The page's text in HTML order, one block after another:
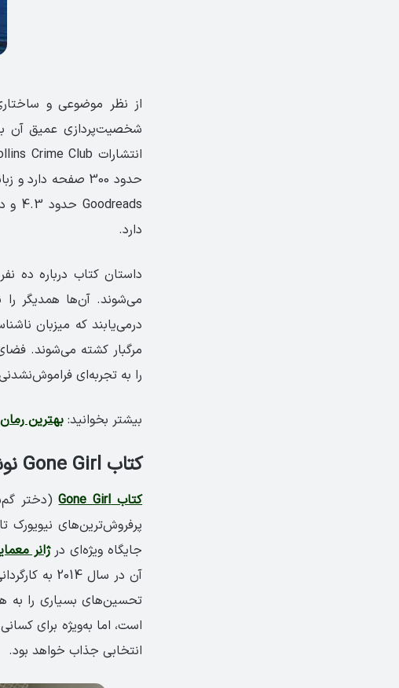
از نظر موضوعی و
شخصیت‌پردازی عمیق آن
حدود 300 صفحه
دارد.
داستان کتاب درباره ده
می‌شوند. آن‌ها همدیگر را
درمی‌یابند که میزبان
مرگبار کشته می‌شوند.
را به تجربه‌ای
بیشتر بخوانید: بهترین
کتاب Gone Girl نوشته گیلیان فلین
کتاب Gone Girl (دختر
پرفروش‌ترین‌های نیویورک
جایگاه ویژه‌ای درژانر
آن در سال
تحسین‌های بسیاری را به
است، اما به‌ویژه برای
انتخابی جذاب خواهد بود.